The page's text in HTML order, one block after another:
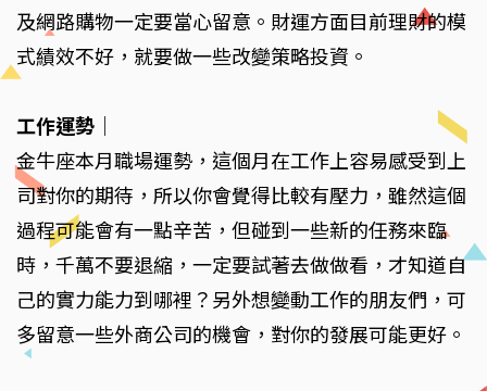
及網路購物一定要當心留意。財運方面目前理財的模
式績效不好，就要做一些改變策略投資。
工作運勢
金牛座本月職場運勢，這個月在工作上容易感受到上
司對你的期待，所以你會覺得比較有壓力，雖然這個
過程可能會有一點辛苦，但碰到一些新的任務來臨
時，千萬不要退縮，一定要試著去做做看，才知道自
己的實力能力到哪裡？另外想變動工作的朋友們，可
多留意一些外商公司的機會，對你的發展可能更好。